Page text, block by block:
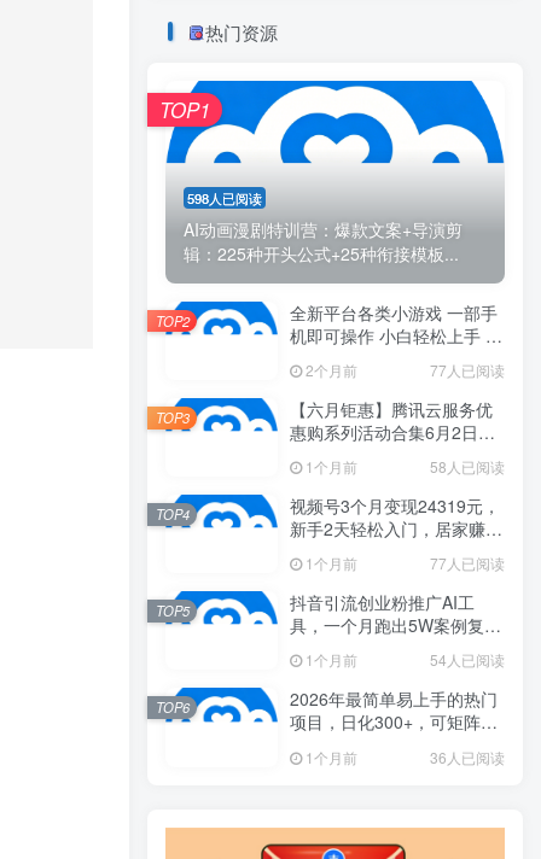
热门资源
598人已阅读
AI动画漫剧特训营：爆款文案+导演剪
辑：225种开头公式+25种衔接模板...
TOP1
全新平台各类小游戏 一部手
机即可操作 小白轻松上手 长
期稳定 居家月入过万
2个月前 77人已阅读
TOP2
【六月钜惠】腾讯云服务优
惠购系列活动合集6月2日更
新 1个月前 58人已阅读
TOP3
视频号3个月变现24319元，
新手2天轻松入门，居家赚米
新思路！
1个月前 77人已阅读
TOP4
抖音引流创业粉推广AI工
具，一个月跑出5W案例复
盘，从0拆解完整流程
1个月前 54人已阅读
TOP5
2026年最简单易上手的热门
项目，日化300+，可矩阵操
1个月前 36人已阅读
TOP6